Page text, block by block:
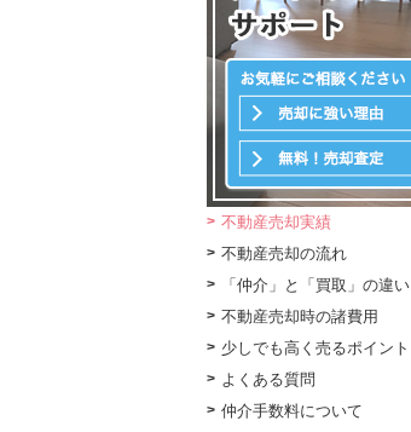
不動産売却実績
不動産売却の流れ
「仲介」と「買取」の違い
不動産売却時の諸費用
少しでも高く売るポイント
よくある質問
仲介手数料について